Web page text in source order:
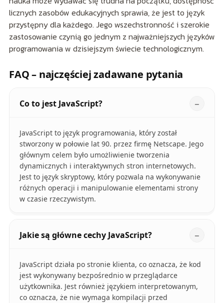
licznych zasobów edukacyjnych sprawia, że jest to język
przystępny dla każdego. Jego wszechstronność i szerokie
zastosowanie czynią go jednym z najważniejszych języków
programowania w dzisiejszym świecie technologicznym.
FAQ – najczęściej zadawane pytania
Co to jest JavaScript?
JavaScript to język programowania, który został
stworzony w połowie lat 90. przez firmę Netscape. Jego
głównym celem było umożliwienie tworzenia
dynamicznych i interaktywnych stron internetowych.
Jest to język skryptowy, który pozwala na wykonywanie
różnych operacji i manipulowanie elementami strony
w czasie rzeczywistym.
Jakie są główne cechy JavaScript?
JavaScript działa po stronie klienta, co oznacza, że kod
jest wykonywany bezpośrednio w przeglądarce
użytkownika. Jest również językiem interpretowanym,
co oznacza, że nie wymaga kompilacji przed